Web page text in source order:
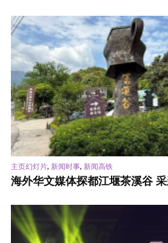
主页幻灯片, 新闻时事, 新闻高铁
海外华文媒体探都江堰茶溪谷